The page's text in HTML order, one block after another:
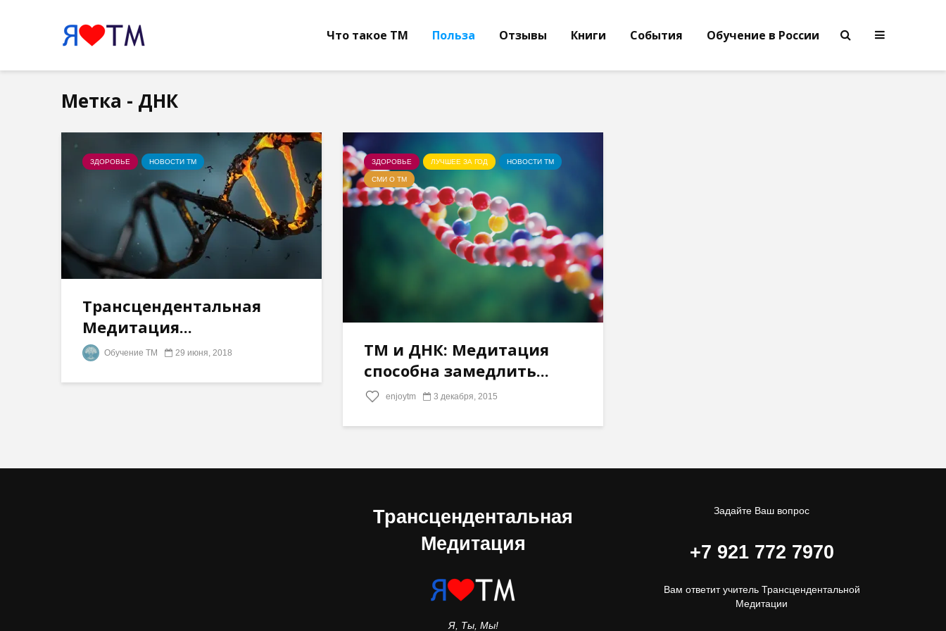
Что такое ТМ Польза Отзывы Книги События Обучение в России
Метка - ДНК
ЗДОРОВЬЕ НОВОСТИ ТМ
Трансцендентальная
Медитация...
Обучение ТМ 29 июня, 2018
ЗДОРОВЬЕ ЛУЧШЕЕ ЗА ГОД НОВОСТИ ТМ
СМИ О ТМ
ТМ и ДНК: Медитация
способна замедлить...
enjoytm 3 декабря, 2015
Трансцендентальная
Медитация
Я, Ты, Мы!
Задайте Ваш вопрос
+7 921 772 7970
Вам ответит учитель Трансцендентальной
Медитации